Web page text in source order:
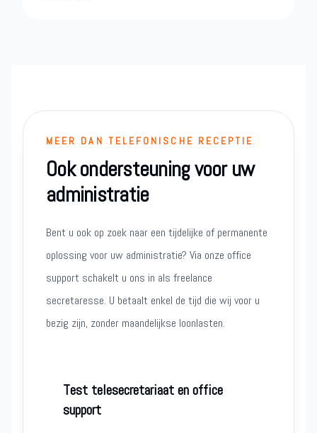
MEER DAN TELEFONISCHE RECEPTIE
Ook ondersteuning voor uw
administratie
Bent u ook op zoek naar een tijdelijke of permanente
oplossing voor uw administratie? Via onze office
support schakelt u ons in als freelance
secretaresse. U betaalt enkel de tijd die wij voor u
bezig zijn, zonder maandelijkse loonlasten.
Test telesecretariaat en office
support